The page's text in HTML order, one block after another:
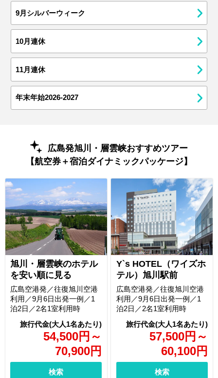
9月シルバーウィーク
10月連休
11月連休
年末年始2026-2027
広島発旭川・層雲峡おすすめツアー
【航空券＋宿泊ダイナミックパッケージ】
旭川・層雲峡のホテル
を安い順に見る
54,500円 ～
70,900円
広島空港発／往復旭川空港
利用／9月6日出発一例／1
泊2日／2名1室利用時
検索
Y`s HOTEL（ワイズホ
テル）旭川駅前
57,500円 ～
60,100円
広島空港発／往復旭川空港
利用／9月6日出発一例／1
泊2日／2名1室利用時
検索